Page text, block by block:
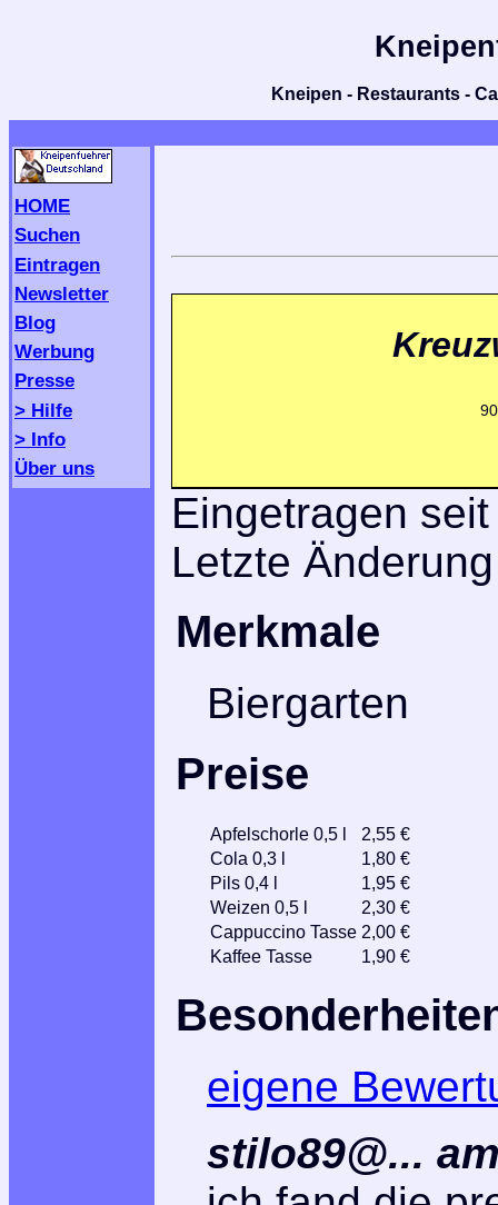
Kneipen - Restaurants -
HOME
Suchen
Eintragen
Newsletter
Blog
Werbung
Presse
> Hilfe
> Info
Über uns
Eingetragen
Letzte
Merkmale
Biergarten
Preise
Apfelschorle 0,5 l
2,55 €
Cola 0,3 l
1,80 €
Pils 0,4 l
1,95 €
Weizen 0,5 l
2,30 €
Cappuccino Tasse 2,00 €
Kaffee Tasse
1,90 €
eigene
stilo89@...